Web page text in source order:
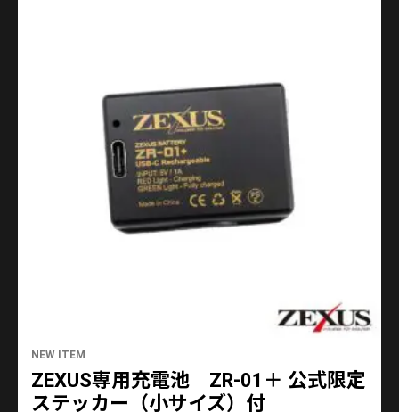
NEW ITEM
ZEXUS専用充電池 ZR-01＋ 公式限定
ステッカー（小サイズ）付